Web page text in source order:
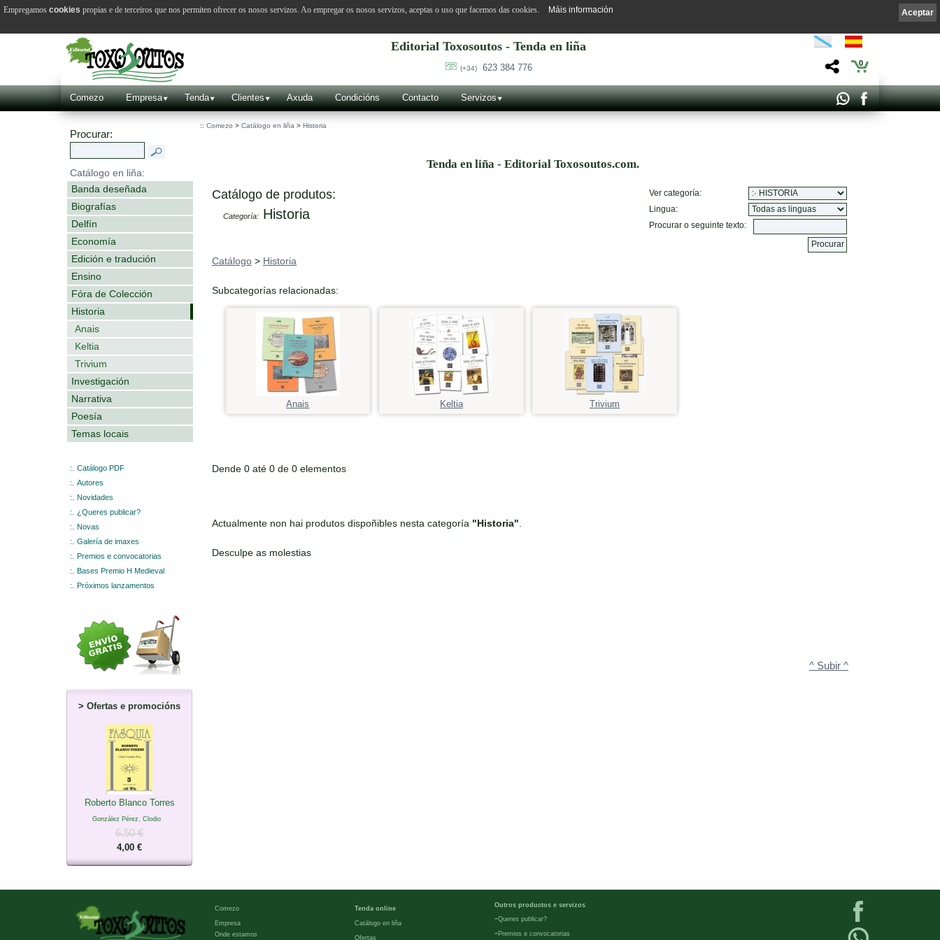
Editorial Toxosoutos - Tenda en liña
(+34) 623 384 776 0
Comezo Empresa Tenda Clientes Axuda Condicións Contacto Servizos
Procurar:
Catálogo en liña:
Banda deseñada
Biografías
Delfín
Economía
Edición e tradución
Ensino
Fóra de Colección
Historia
Anais
Keltia
Trivium
Investigación
Narrativa
Poesía
Temas locais
:.
Catálogo PDF
:.
Autores
:.
Novidades
:.
¿Queres publicar?
:.
Novas
:.
Galería de imaxes
:.
Premios e convocatorias
:.
Bases Premio H Medieval
:.
Próximos lanzamentos
> Ofertas e promocións
Roberto Blanco Torres
González Pérez, Clodio
6,50 €
4,00 €
:: Comezo > Catálogo en liña > Historia
Tenda en liña - Editorial Toxosoutos.com.
Catálogo de produtos:
Categoría: Historia
Ver categoría:
Lingua:
Procurar o seguinte texto:
Catálogo > Historia
Subcategorías relacionadas:
Anais Keltia Trivium
Dende 0 até 0 de 0 elementos
Actualmente non hai produtos dispoñibles nesta categoría "Historia"
Desculpe as molestias
^ Subir ^
Comezo
Empresa
Onde estamos
Tenda online
Catálogo en liña
Ofertas
Outros productos e servizos
-Queres publicar?
- Premios e convocatorias
Aceptar
Empregamos cookies propias e de terceiros que nos permiten ofrecer os nosos servizos. Ao empregar os nosos servizos, aceptas o uso que facemos das cookies. Máis información